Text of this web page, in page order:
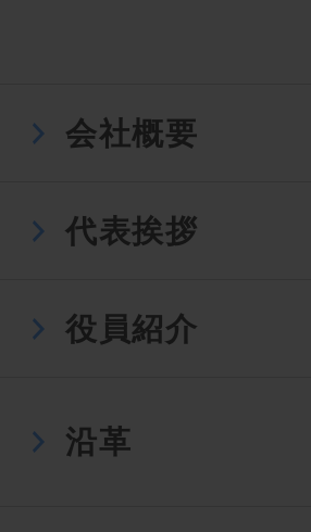
会社概要
代表挨拶
役員紹介
沿革